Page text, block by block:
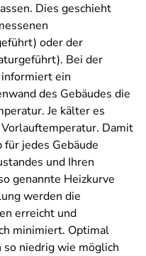
Dies geschieht
oder der
Bei der
ein
des Gebäudes die
Je kälter es
Damit
jedes Gebäude
und Ihren
genannte Heizkurve
werden die
erreicht und
minimiert. Optimal
niedrig wie möglich